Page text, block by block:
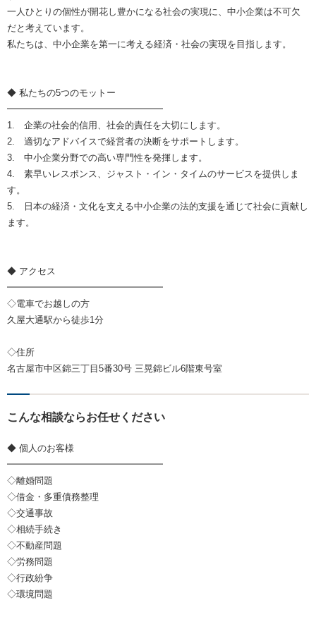
一人ひとりの個性が開花し豊かになる社会の実現に、中小企業は不可欠
だと考えています。
私たちは、中小企業を第一に考える経済・社会の実現を目指します。
◆ 私たちの5つのモットー
━━━━━━━━━━━━━━━━━
1. 企業の社会的信用、社会的責任を大切にします。
2. 適切なアドバイスで経営者の決断をサポートします。
3. 中小企業分野での高い専門性を発揮します。
4. 素早いレスポンス、ジャスト・イン・タイムのサービスを提供しま
す。
5. 日本の経済・文化を支える中小企業の法的支援を通じて社会に貢献し
ます。
◆ アクセス
━━━━━━━━━━━━━━━━━
◇電車でお越しの方
久屋大通駅から徒歩1分
◇住所
名古屋市中区錦三丁目5番30号 三晃錦ビル6階東号室
こんな相談ならお任せください
◆ 個人のお客様
━━━━━━━━━━━━━━━━━
◇離婚問題
◇借金・多重債務整理
◇交通事故
◇相続手続き
◇不動産問題
◇労務問題
◇行政紛争
◇環境問題